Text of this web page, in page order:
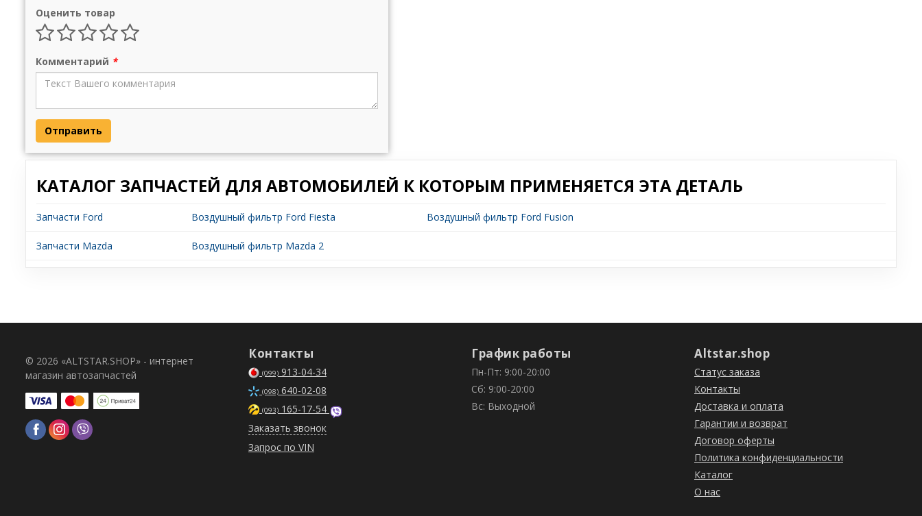
Оценить товар
Комментарий *
Отправить
КАТАЛОГ ЗАПЧАСТЕЙ ДЛЯ АВТОМОБИЛЕЙ К КОТОРЫМ ПРИМЕНЯЕТСЯ ЭТА ДЕТАЛЬ
Запчасти Ford Воздушный фильтр Ford Fiesta Воздушный фильтр Ford Fusion
Запчасти Mazda Воздушный фильтр Mazda 2
© 2026 «ALTSTAR.SHOP» - интернет
магазин автозапчастей
Контакты
(099) 913-04-34
(098) 640-02-08
(093) 165-17-54
Заказать звонок
Запрос по VIN
График работы
Пн-Пт: 9:00-20:00
Сб: 9:00-20:00
Вс: Выходной
Altstar.shop
Статус заказа
Контакты
Доставка и оплата
Гарантии и возврат
Договор оферты
Политика конфиденциальности
Каталог
О нас